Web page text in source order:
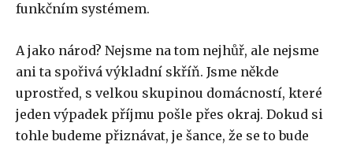
funkčním systémem.
A jako národ? Nejsme na tom nejhůř, ale nejsme
ani ta spořivá výkladní skříň. Jsme někde
uprostřed, s velkou skupinou domácností, které
jeden výpadek příjmu pošle přes okraj. Dokud si
tohle budeme přiznávat, je šance, že se to bude